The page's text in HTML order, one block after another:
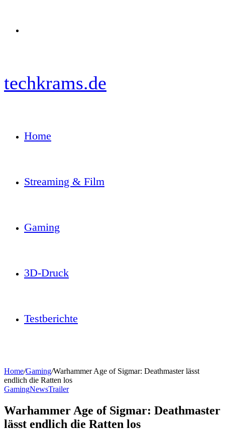
techkrams.de
Home
Streaming & Film
Gaming
3D-Druck
Testberichte
Home/Gaming/Warhammer Age of Sigmar: Deathmaster lässt
endlich die Ratten los
GamingNewsTrailer
Warhammer Age of Sigmar: Deathmaster
lässt endlich die Ratten los